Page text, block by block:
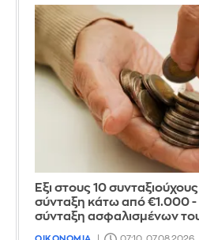
Έξι στους 10
σύνταξη κάτω από €1.000
σύνταξη ασφαλισμένων του